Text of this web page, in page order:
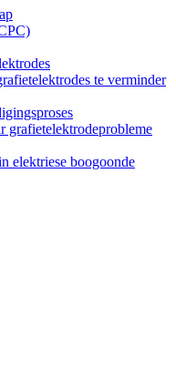
te verminder
grafietelektrodeprobleme
elektriese boogoonde